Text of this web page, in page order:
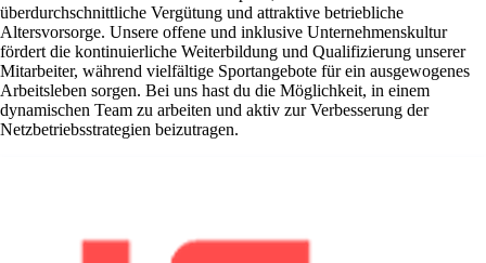
überdurchschnittliche Vergütung und attraktive betriebliche
Altersvorsorge. Unsere offene und inklusive Unternehmenskultur
fördert die kontinuierliche Weiterbildung und Qualifizierung unserer
Mitarbeiter, während vielfältige Sportangebote für ein ausgewogenes
Arbeitsleben sorgen. Bei uns hast du die Möglichkeit, in einem
dynamischen Team zu arbeiten und aktiv zur Verbesserung der
Netzbetriebsstrategien beizutragen.